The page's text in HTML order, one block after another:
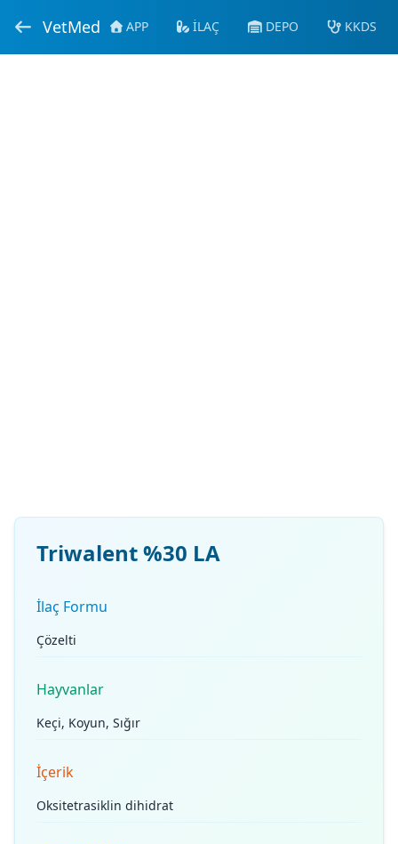
VetMed APP İLAÇ DEPO KKDS
Triwalent %30 LA
İlaç Formu
Çözelti
Hayvanlar
Keçi, Koyun, Sığır
İçerik
Oksitetrasiklin dihidrat